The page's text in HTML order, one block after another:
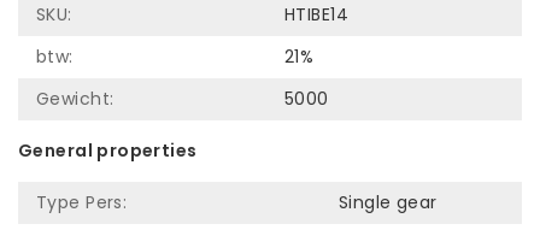
SKU:
HTIBE14
btw:
21%
Gewicht:
5000
General properties
Type Pers:
Single gear